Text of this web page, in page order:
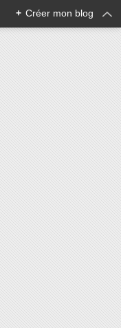
+ Créer mon blog